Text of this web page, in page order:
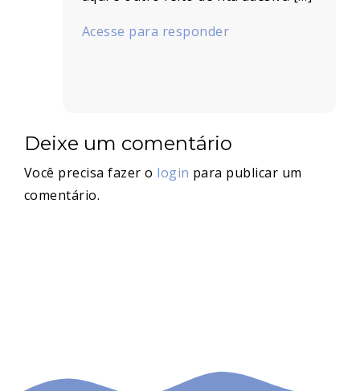
Acesse para responder
Deixe um comentário
Você precisa fazer o login para publicar um
comentário.